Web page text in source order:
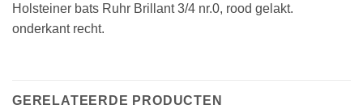
Holsteiner bats Ruhr Brillant 3/4 nr.0, rood gelakt.
onderkant recht.
GERELATEERDE PRODUCTEN